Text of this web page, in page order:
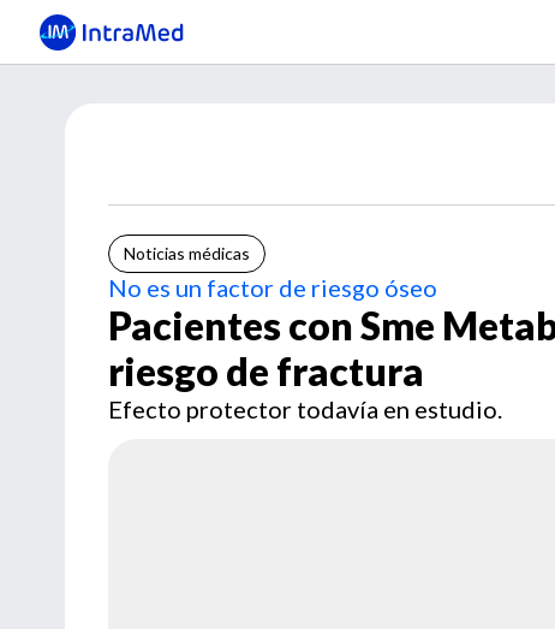
Noticias médicas
No es un factor de riesgo óseo
Pacientes con Sme
riesgo de fractura
Efecto protector todavía en estudio.